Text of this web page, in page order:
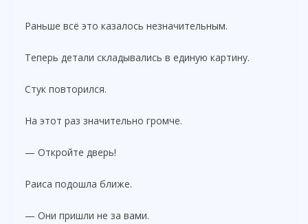
Раньше всё это казалось незначительным.
Теперь детали складывались в единую картину.
Стук повторился.
На этот раз значительно громче.
— Откройте дверь!
Раиса подошла ближе.
— Они пришли не за вами.